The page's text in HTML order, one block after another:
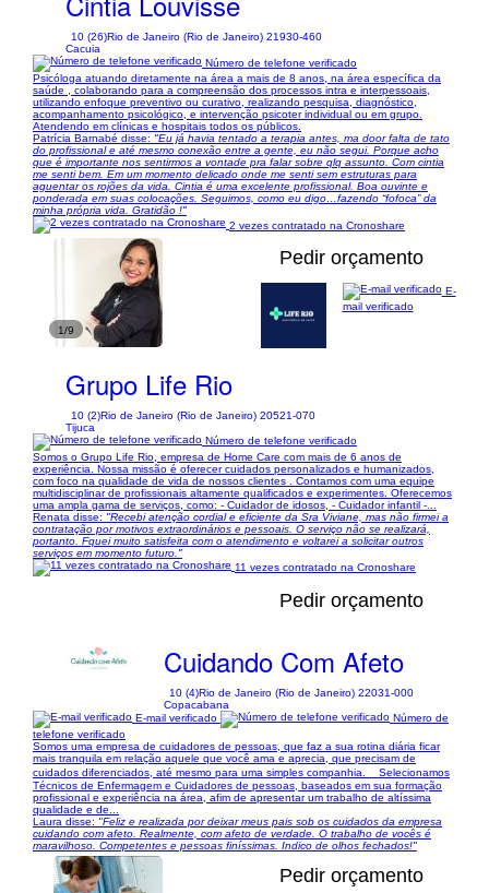
10 (26)Rio de Janeiro (Rio de Janeiro) 21930-460
Cacuia
Número de telefone verificado
Psicóloga atuando diretamente na área a mais de 8 anos, na área específica da
saúde , colaborando para a compreensão dos processos intra e interpessoais,
utilizando enfoque preventivo ou curativo, realizando pesquisa, diagnóstico,
acompanhamento psicológico, e intervenção psicoter individual ou em grupo.
Atendendo em clínicas e hospitais todos os públicos.
Patrícia Barnabé disse: "Eu já havia tentado a terapia antes, ma door falta de tato
do profissional e até mesmo conexão entre a gente, eu não segui. Porque acho
que é importante nos sentirmos a vontade pra falar sobre qlq assunto. Com cintia
me senti bem. Em um momento delicado onde me senti sem estruturas para
aguentar os rojões da vida. Cintia é uma excelente profissional. Boa ouvinte e
ponderada em suas colocações. Seguimos, como eu digo…fazendo “fofoca” da
minha própria vida. Gratidão !"
2 vezes contratado na Cronoshare
1/9
Pedir orçamento
Grupo Life Rio
10 (2)Rio de Janeiro (Rio de Janeiro) 20521-070
Tijuca
E-
mail verificado
Número de telefone verificado
Somos o Grupo Life Rio, empresa de Home Care com mais de 6 anos de
experiência. Nossa missão é oferecer cuidados personalizados e humanizados,
com foco na qualidade de vida de nossos clientes . Contamos com uma equipe
multidisciplinar de profissionais altamente qualificados e experimentes. Oferecemos
uma ampla gama de serviços, como: - Cuidador de idosos, - Cuidador infantil -...
Renata disse: "Recebi atenção cordial e eficiente da Sra Viviane, mas não firmei a
contratação por motivos extraordinários e pessoais. O serviço não se realizará,
portanto. Fquei muito satisfeita com o atendimento e voltarei a solicitar outros
serviços em momento futuro."
11 vezes contratado na Cronoshare
Pedir orçamento
Cuidando Com Afeto
10 (4)Rio de Janeiro (Rio de Janeiro) 22031-000
Copacabana
E-mail verificado
Número de
telefone verificado
Somos uma empresa de cuidadores de pessoas, que faz a sua rotina diária ficar
mais tranquila em relação aquele que você ama e aprecia, que precisam de
cuidados diferenciados, até mesmo para uma simples companhia. Selecionamos
Técnicos de Enfermagem e Cuidadores de pessoas, baseados em sua formação
profissional e experiência na área, afim de apresentar um trabalho de altíssima
qualidade e de...
Laura disse: "Feliz e realizada por deixar meus pais sob os cuidados da empresa
cuidando com afeto. Realmente, com afeto de verdade. O trabalho de vocês é
maravilhoso. Competentes e pessoas finíssimas. Indico de olhos fechados!"
Pedir orçamento